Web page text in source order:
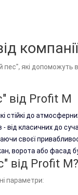
які допоможуть
від Profit M
стійкі до
- від класичних до
своєї
ворота або фасад
від Profit M?
параметри: